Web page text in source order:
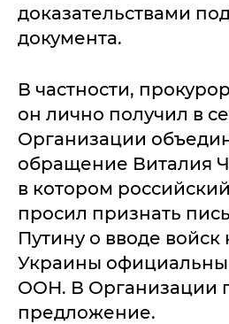
доказательствами
документа.
В частности,
он лично получил в
Организации
обращение Виталия
в котором
просил признать
Путину о вводе
Украины
ООН. В Организации
предложение.